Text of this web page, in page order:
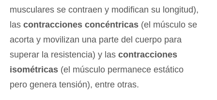
musculares se contraen y modifican su longitud),
las contracciones concéntricas (el músculo se
acorta y movilizan una parte del cuerpo para
superar la resistencia) y las contracciones
isométricas (el músculo permanece estático
pero genera tensión), entre otras.